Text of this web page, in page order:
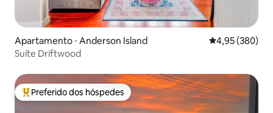
Apartamento ⋅ Anderson Island 4,95 de uma
4,95 (380)
Suíte Driftwood
Entre os melhores preferidos dos hóspedes
Preferido dos hóspedes